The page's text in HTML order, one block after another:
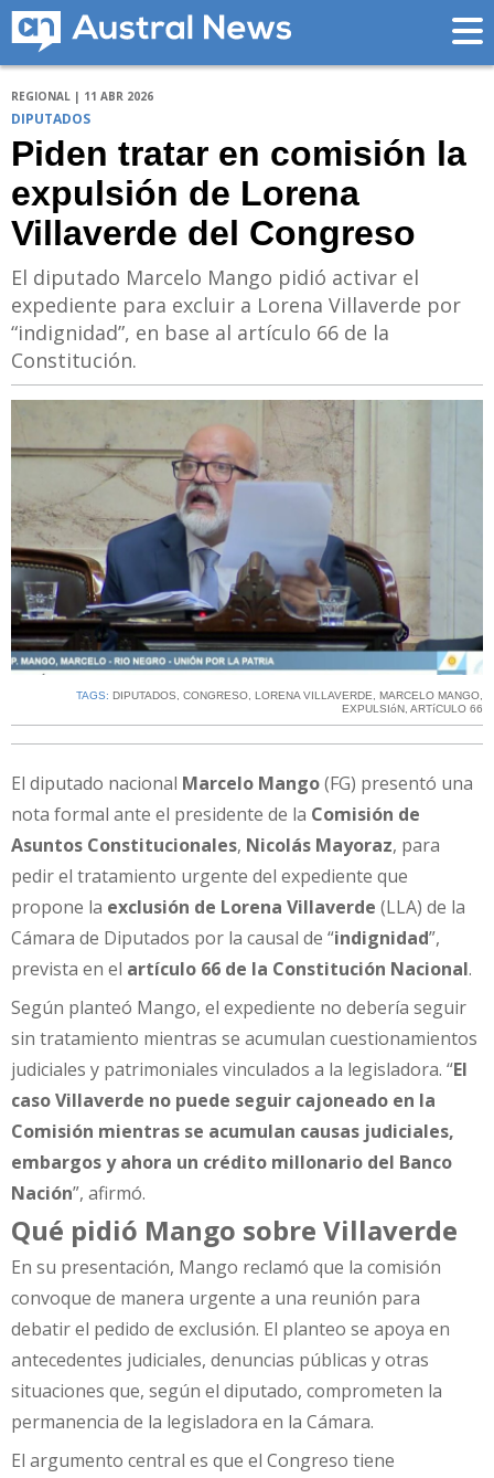
REGIONAL | 11 ABR 2026
DIPUTADOS
Piden tratar en comisión la
expulsión de Lorena
Villaverde del Congreso
El diputado Marcelo Mango pidió activar el
expediente para excluir a Lorena Villaverde por
“indignidad”, en base al artículo 66 de la
Constitución.
TAGS: DIPUTADOS, CONGRESO, LORENA VILLAVERDE, MARCELO MANGO,
EXPULSIóN, ARTíCULO 66
El diputado nacional Marcelo Mango(FG) presentó una
nota formal ante el presidente de la Comisión de
Asuntos Constitucionales, Nicolás Mayoraz, para
pedir el tratamiento urgente del expediente que
propone la exclusión de Lorena Villaverde (LLA) de la
Cámara de Diputados por la causal de “indignidad”,
prevista en el artículo 66 de la Constitución Nacional.
Según planteó Mango, el expediente no debería seguir
sin tratamiento mientras se acumulan cuestionamientos
judiciales y patrimoniales vinculados a la legisladora. “El
caso Villaverde no puede seguir cajoneado en la
Comisión mientras se acumulan causas judiciales,
embargos y ahora un crédito millonario del Banco
Nación”, afirmó.
Qué pidió Mango sobre Villaverde
En su presentación, Mango reclamó que la comisión
convoque de manera urgente a una reunión para
debatir el pedido de exclusión. El planteo se apoya en
antecedentes judiciales, denuncias públicas y otras
situaciones que, según el diputado, comprometen la
permanencia de la legisladora en la Cámara.
El argumento central es que el Congreso tiene